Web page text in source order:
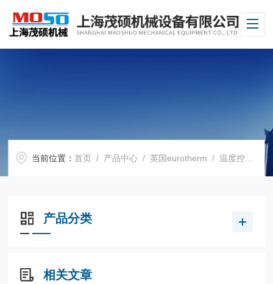
当前位置：首页 / 产品中心 /英国eurotherm /温度控制器
产品分类
相关文章